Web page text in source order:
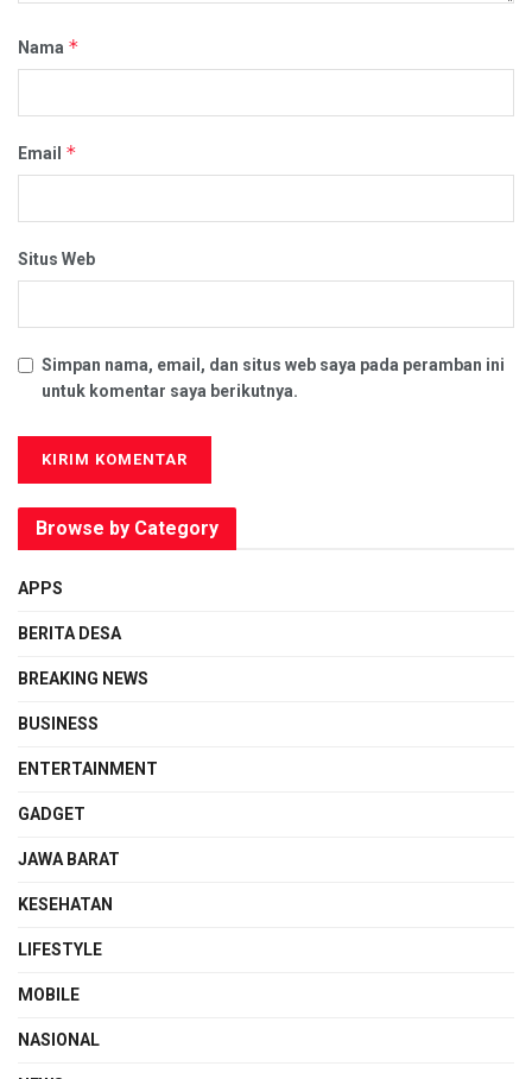
Nama *
Email *
Situs Web
Simpan nama, email, dan situs web saya pada peramban ini
untuk komentar saya berikutnya.
Browse by Category
APPS
BERITA DESA
BREAKING NEWS
BUSINESS
ENTERTAINMENT
GADGET
JAWA BARAT
KESEHATAN
LIFESTYLE
MOBILE
NASIONAL